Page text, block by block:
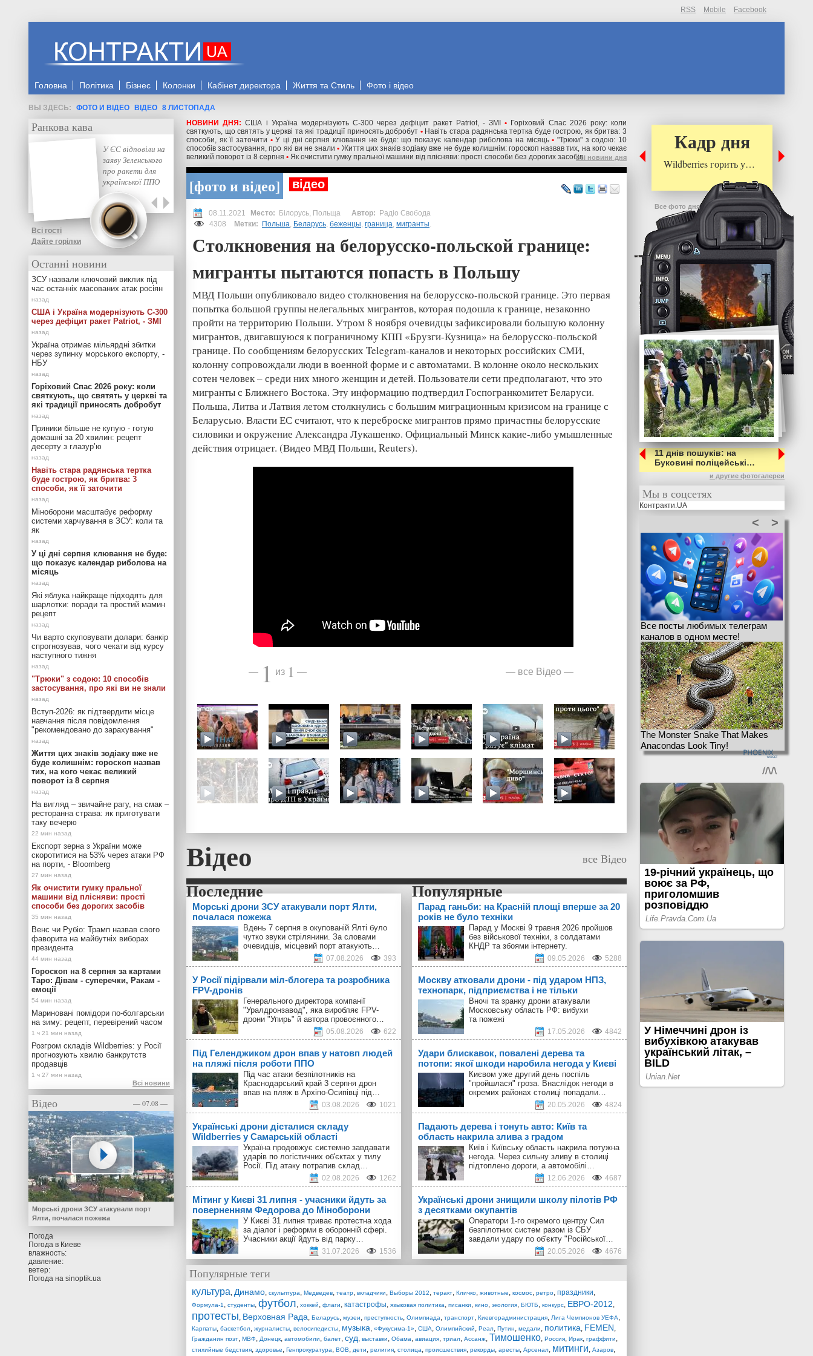
RSS Mobile Facebook
Головна Політика Бізнес Колонки Кабінет директора Життя та Стиль Фото і відео
ФОТО И ВІДЕО ВІДЕО 8 ЛИСТОПАДА
НОВИНИ ДНЯ:США і Україна модернізують С-300 через дефіцит ракет Patriot, - ЗМІ • Горіховий Спас 2026 року: коли
святкують, що святять у церкві та які традиції приносять добробут • Навіть стара радянська тертка буде гострою, як бритва: 3
способи, як її заточити • У ці дні серпня клювання не буде: що показує календар риболова на місяць • "Трюки" з содою: 10
способів застосування, про які ви не знали • Життя цих знаків зодіаку вже не буде колишнім: гороскоп назвав тих, на кого чекає
великий поворот із 8 серпня • Як очистити гумку пральної машини від плісняви: прості способи без дорогих засобіввсі новини дня
фото и відео відео
08.11.2021 Білорусь, Польща
Радіо Свобода
4308
Метки: Польша, Беларусь, беженцы, граница, мигранты.
Столкновения на белорусско-польской границе:
мигранты пытаются попасть в Польшу
МВД Польши опубликовало видео столкновения на белорусско-польской границе. Это первая
попытка большой группы нелегальных мигрантов, которая подошла к границе, незаконно
пройти на территорию Польши. Утром 8 ноября очевидцы зафиксировали большую колонну
мигрантов, двигавшуюся к пограничному КПП «Брузги-Кузница» на белорусско-польской
границе. По сообщениям белорусских Telegram-каналов и некоторых российских СМИ,
колонну сопровождали люди в военной форме и с автоматами. В колонне около нескольких
сотен человек – среди них много женщин и детей. Пользователи сети предполагают, что это
мигранты с Ближнего Востока. Эту информацию подтвердил Госпогранкомитет Беларуси.
Польша, Литва и Латвия летом столкнулись с большим миграционным кризисом на границе с
Беларусью. Власти ЕС считают, что к переброске мигрантов прямо причастны белорусские
силовики и окружение Александра Лукашенко. Официальный Минск какие-либо умышленные
действия отрицает. (Видео МВД Польши, Reuters).
— 1 из 1 — — все Відео —
Відео все Відео
Морські дрони ЗСУ атакували порт Ялти,
почалася пожежа
Вдень 7 серпня в окупованій Ялті було
чутко звуки стрілянини. За словами
очевидців, місцевий порт атакують…
07.08.2026 393
У Росії підірвали міл-блогера та розробника
FPV-дронів
Генерального директора компанії
"Уралдронзавод", яка виробляє FPV-
дрони "Упирь" й автора провоєнного…
05.08.2026 622
Під Геленджиком дрон впав у натовп людей
на пляжі після роботи ППО
Під час атаки безпілотників на
Краснодарський край 3 серпня дрон
впав на пляж в Архіпо-Осипівці під…
03.08.2026 1021
Українські дрони дісталися складу
Wildberries у Самарській області
Україна продовжує системно завдавати
ударів по логістичних об'єктах у тилу
Росії. Під атаку потрапив склад…
02.08.2026 1262
Мітинг у Києві 31 липня - учасники йдуть за
поверненням Федорова до Міноборони
У Києві 31 липня триває протестна хода
за діалог і реформи в оборонній сфері.
Учасники акції йдуть від парку…
31.07.2026 1536
Парад ганьби: на Красній площі вперше за 20
років не було техніки
Парад у Москві 9 травня 2026 пройшов
без військової техніки, з солдатами
КНДР та збоями інтернету.
09.05.2026 5288
Москву атковали дрони - під ударом НПЗ,
технопарк, підприємства і не тільки
Вночі та зранку дрони атакували
Московську область РФ: вибухи
та пожежі
17.05.2026 4842
Удари блискавок, повалені дерева та
потопи: якої шкоди наробила негода у Києві
Києвом уже другий день поспіль
"пройшлася" гроза. Внаслідок негоди в
окремих районах столиці попадали…
20.05.2026 4824
Падають дерева і тонуть авто: Київ та
область накрила злива з градом
Київ і Київську область накрила потужна
негода. Через сильну зливу в столиці
підтоплено дороги, а автомобілі…
12.06.2026 4687
Українські дрони знищили школу пілотів РФ
з десятками окупантів
Оператори 1-го окремого центру Сил
безпілотних систем разом із СБУ
завдали удару по об'єкту "Російської…
20.05.2026 4676
Популярные теги
культура, Динамо, скульптура, Медведев, театр, вкладчики, Выборы 2012, теракт, Кличко, животные, космос, ретро, праздники,
Формула-1 , студенты, футбол, хоккей, флаги, катастрофы, языковая политика, писанки, кино, экология, БЮТБ, конкурс, ЕВРО-2012,
протесты, Верховная Рада, Беларусь, музеи, преступность, Олимпиада, транспорт, Киевгорадминистрация, Лига Чемпионов УЕФА,
Карпаты, баскетбол, журналисты, велосипедисты, музыка, «Фукусима-1», США, Олимпийский, Реал, Путин, медали, политика, FEMEN,
Гражданин поэт, МВФ, Донецк, автомобили, балет, суд, выставки, Обама, авиация, триал, Ассанж, Тимошенко, Россия, Ирак, граффити,
стихийные бедствия, здоровье, Генпрокуратура, ВОВ, дети, религия, столица, происшествия, рекорды, аресты, Арсенал, митинги, Азаров,
Ранкова кава
У ЄС відповіли на
заяву Зеленського
про ракети для
української ППО
Всі гості
Дайте горілки
Останні новини
ЗСУ назвали ключовий виклик під
час останніх масованих атак росіян
США і Україна модернізують С-300
через дефіцит ракет Patriot, - ЗМІ
Україна отримає мільярдні збитки
через зупинку морського експорту, -
НБУ
Горіховий Спас 2026 року: коли
святкують, що святять у церкві та
які традиції приносять добробут
Пряники більше не купую - готую
домашні за 20 хвилин: рецепт
десерту з глазур’ю
Навіть стара радянська тертка
буде гострою, як бритва: 3
способи, як її заточити
Міноборони масштабує реформу
системи харчування в ЗСУ: коли та
як
У ці дні серпня клювання не буде:
що показує календар риболова на
місяць
Які яблука найкраще підходять для
шарлотки: поради та простий мамин
рецепт
Чи варто скуповувати долари: банкір
спрогнозував, чого чекати від курсу
наступного тижня
"Трюки" з содою: 10 способів
застосування, про які ви не знали
Вступ-2026: як підтвердити місце
навчання після повідомлення
"рекомендовано до зарахування"
Життя цих знаків зодіаку вже не
буде колишнім: гороскоп назвав
тих, на кого чекає великий
поворот із 8 серпня
На вигляд – звичайне рагу, на смак –
ресторанна страва: як приготувати
таку вечерю
Експорт зерна з України може
скоротитися на 53% через атаки РФ
на порти, - Bloomberg
Як очистити гумку пральної
машини від плісняви: прості
способи без дорогих засобів
Венс чи Рубіо: Трамп назвав свого
фаворита на майбутніх виборах
президента
Гороскоп на 8 серпня за картами
Таро: Дівам - суперечки, Ракам -
емоції
Мариновані помідори по-болгарськи
на зиму: рецепт, перевірений часом
Розгром складів Wildberries: у Росії
прогнозують хвилю банкрутств
продавців
Всі новини
Відео — 07.08 —
Морські дрони ЗСУ атакували порт
Ялти, почалася пожежа
Погода
Погода в Киеве
влажность:
давление:
ветер:
Погода на sinoptik.ua
Кадр дня
Wildberries горить у…
Все фото дня
11 днів пошуків: на
Буковині поліцейські…
и другие фотогалереи
Мы в соцсетях
Контракти.UA
>
<
Все посты любимых телеграм
каналов в одном месте!
The Monster Snake That Makes
Anacondas Look Tiny!